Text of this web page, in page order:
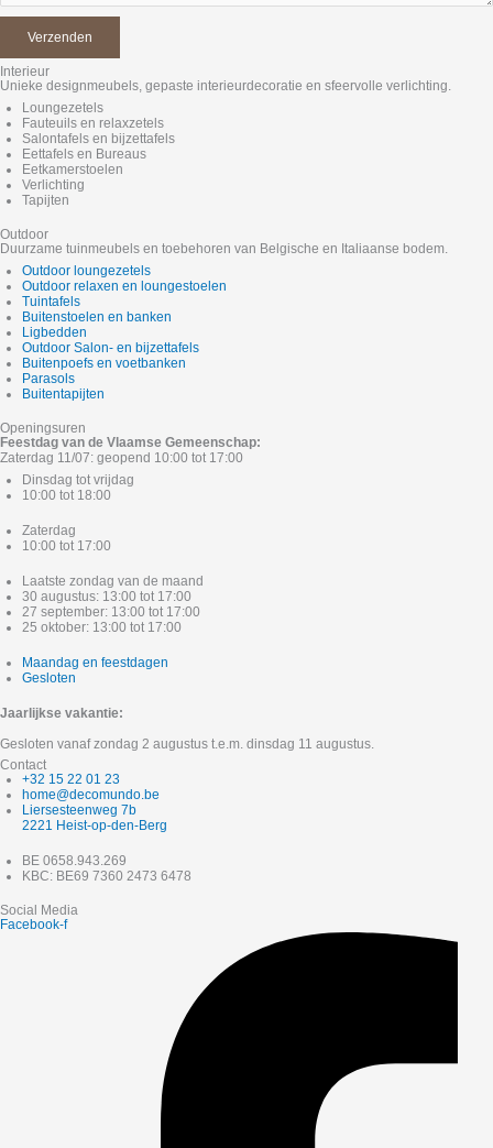
Interieur
Unieke designmeubels, gepaste interieurdecoratie en sfeervolle verlichting.
Loungezetels
Fauteuils en relaxzetels
Salontafels en bijzettafels
Eettafels en Bureaus
Eetkamerstoelen
Verlichting
Tapijten
Outdoor
Duurzame tuinmeubels en toebehoren van Belgische en Italiaanse bodem.
Outdoor loungezetels
Outdoor relaxen en loungestoelen
Tuintafels
Buitenstoelen en banken
Ligbedden
Outdoor Salon- en bijzettafels
Buitenpoefs en voetbanken
Parasols
Buitentapijten
Openingsuren
Feestdag van de Vlaamse Gemeenschap:
Zaterdag 11/07: geopend 10:00 tot 17:00
Dinsdag tot vrijdag
10:00 tot 18:00
Zaterdag
10:00 tot 17:00
Laatste zondag van de maand
30 augustus: 13:00 tot 17:00
27 september: 13:00 tot 17:00
25 oktober: 13:00 tot 17:00
Maandag en feestdagen
Gesloten
Jaarlijkse vakantie:
Gesloten vanaf zondag 2 augustus t.e.m. dinsdag 11 augustus.
Contact
+32 15 22 01 23
home@decomundo.be
Liersesteenweg 7b
2221 Heist-op-den-Berg
BE 0658.943.269
KBC: BE69 7360 2473 6478
Social Media
Facebook-f